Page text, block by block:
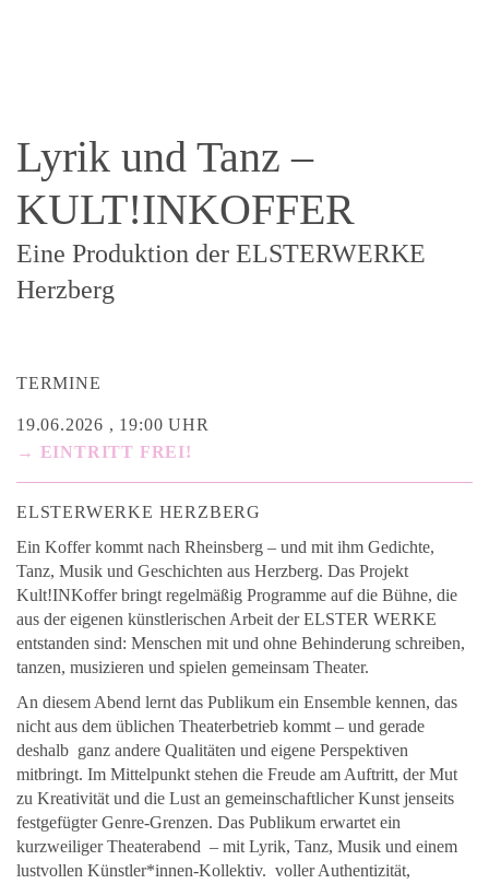
Lyrik und Tanz –
KULT!INKOFFER
Eine Produktion der ELSTERWERKE
Herzberg
TERMINE
19.06.2026 , 19:00 UHR
→ EINTRITT FREI!
ELSTERWERKE HERZBERG
Ein Koffer kommt nach Rheinsberg – und mit ihm Gedichte,
Tanz, Musik und Geschichten aus Herzberg. Das Projekt
Kult!INKoffer bringt regelmäßig Programme auf die Bühne, die
aus der eigenen künstlerischen Arbeit der ELSTER WERKE
entstanden sind: Menschen mit und ohne Behinderung schreiben,
tanzen, musizieren und spielen gemeinsam Theater.
An diesem Abend lernt das Publikum ein Ensemble kennen, das
nicht aus dem üblichen Theaterbetrieb kommt – und gerade
deshalb ganz andere Qualitäten und eigene Perspektiven
mitbringt. Im Mittelpunkt stehen die Freude am Auftritt, der Mut
zu Kreativität und die Lust an gemeinschaftlicher Kunst jenseits
festgefügter Genre-Grenzen. Das Publikum erwartet ein
kurzweiliger Theaterabend – mit Lyrik, Tanz, Musik und einem
lustvollen Künstler*innen-Kollektiv. voller Authentizität,